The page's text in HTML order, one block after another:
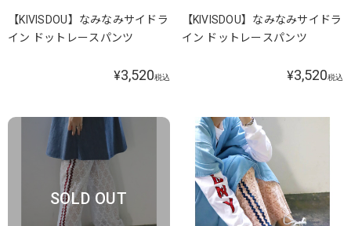
【KIVISDOU】なみなみサイドラ
イン ドットレースパンツ
¥3,520税込
【KIVISDOU】なみなみサイドラ
イン ドットレースパンツ
¥3,520税込
SOLD OUT